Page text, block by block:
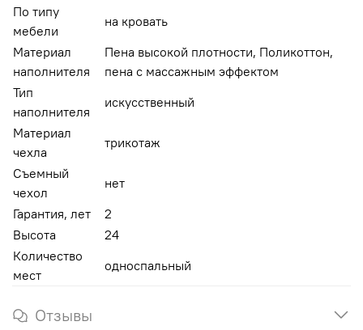
По типу
мебели
на кровать
Материал
наполнителя
Пена высокой плотности, Поликоттон,
пена с массажным эффектом
Тип
наполнителя
искусственный
Материал
чехла
трикотаж
Съемный
чехол
нет
Гарантия, лет
2
Высота
24
Количество
мест
односпальный
Отзывы